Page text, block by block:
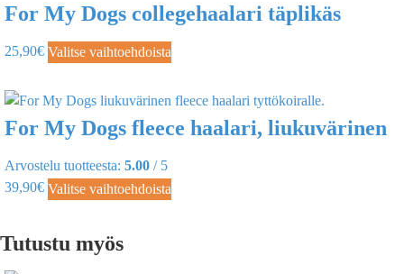
For My Dogs collegehaalari täplikäs
25,90€ Valitse vaihtoehdoista
For My Dogs fleece haalari, liukuvärinen
Arvostelu tuotteesta: 5.00 / 5
39,90€ Valitse vaihtoehdoista
Tutustu myös